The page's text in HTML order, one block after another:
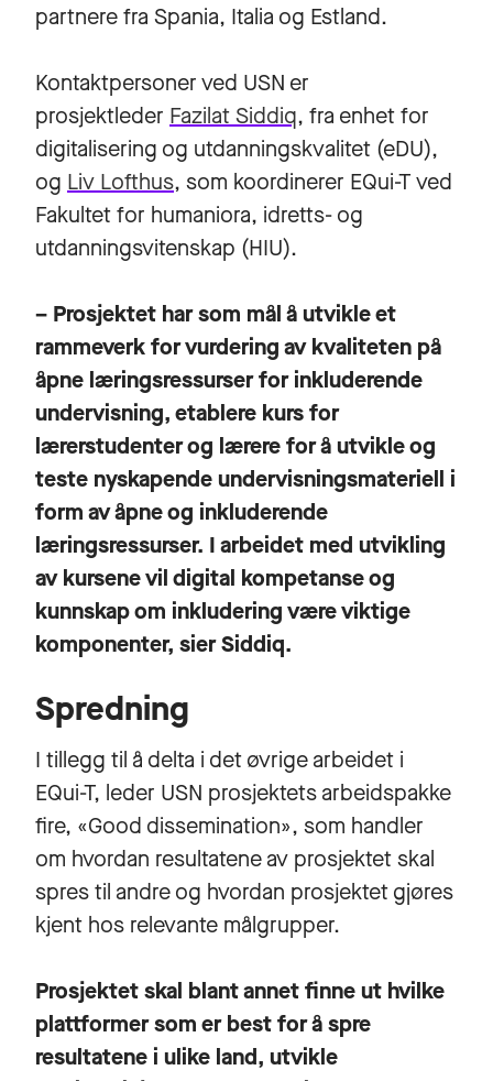
partnere fra Spania, Italia og Estland.
Kontaktpersoner ved USN er
prosjektleder Fazilat Siddiq, fra enhet for
digitalisering og utdanningskvalitet (eDU),
og Liv Lofthus, som koordinerer EQui-T ved
Fakultet for humaniora, idretts- og
utdanningsvitenskap (HIU).
– Prosjektet har som mål å utvikle et
rammeverk for vurdering av kvaliteten på
åpne læringsressurser for inkluderende
undervisning, etablere kurs for
lærerstudenter og lærere for å utvikle og
teste nyskapende undervisningsmateriell i
form av åpne og inkluderende
læringsressurser. I arbeidet med utvikling
av kursene vil digital kompetanse og
kunnskap om inkludering være viktige
komponenter, sier Siddiq.
Spredning
I tillegg til å delta i det øvrige arbeidet i
EQui-T, leder USN prosjektets arbeidspakke
fire, «Good dissemination», som handler
om hvordan resultatene av prosjektet skal
spres til andre og hvordan prosjektet gjøres
kjent hos relevante målgrupper.
Prosjektet skal blant annet finne ut hvilke
plattformer som er best for å spre
resultatene i ulike land, utvikle